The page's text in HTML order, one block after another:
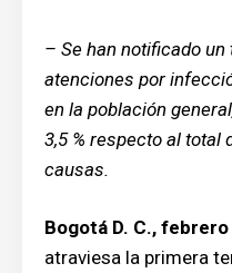
– Se han notificado
atenciones por
en la población
3,5 % respecto al total
causas.
Bogotá D. C.,
atraviesa la primera